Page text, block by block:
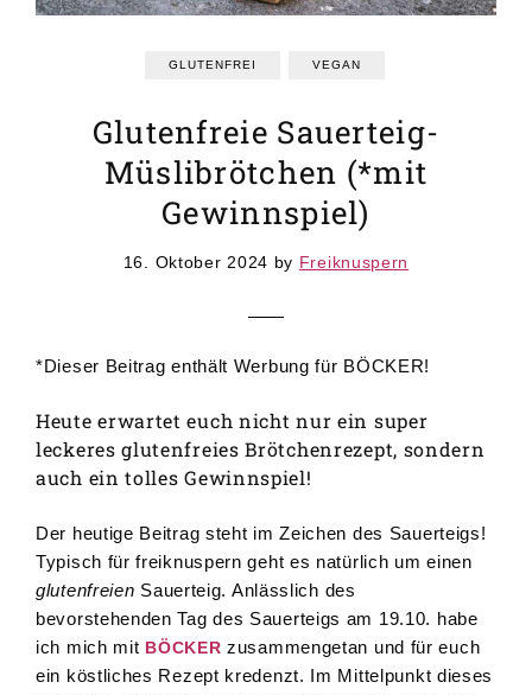
GLUTENFREI VEGAN
Glutenfreie Sauerteig-
Müslibrötchen (*mit
Gewinnspiel)
16. Oktober 2024 by Freiknuspern
*Dieser Beitrag enthält Werbung für BÖCKER!
Heute erwartet euch nicht nur ein super
leckeres glutenfreies Brötchenrezept, sondern
auch ein tolles Gewinnspiel!
Der heutige Beitrag steht im Zeichen des Sauerteigs!
Typisch für freiknuspern geht es natürlich um einen
glutenfreien Sauerteig. Anlässlich des
bevorstehenden Tag des Sauerteigs am 19.10. habe
ich mich mit BÖCKER zusammengetan und für euch
ein köstliches Rezept kredenzt. Im Mittelpunkt dieses